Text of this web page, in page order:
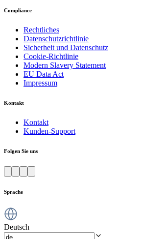
Compliance
Rechtliches
Datenschutzrichtlinie
Sicherheit und Datenschutz
Cookie-Richtlinie
Modern Slavery Statement
EU Data Act
Impressum
Kontakt
Kontakt
Kunden-Support
Folgen Sie uns
Sprache
Deutsch